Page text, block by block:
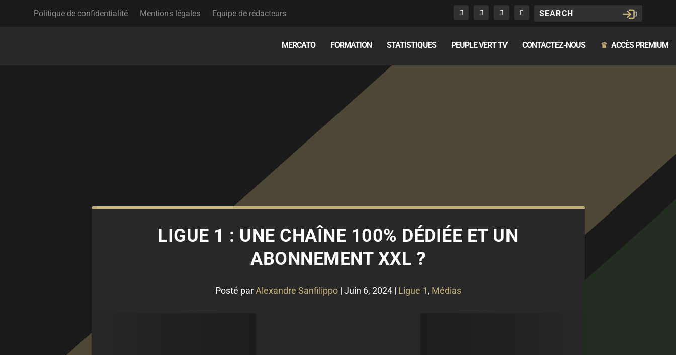
Politique de confidentialité Mentions légales Equipe de rédacteurs
MERCATO FORMATION STATISTIQUES PEUPLE VERT TV CONTACTEZ-NOUS ♛ ACCÈS PREMIUM
LIGUE 1 : UNE CHAÎNE 100% DÉDIÉE ET UN
ABONNEMENT XXL ?
Posté parAlexandre Sanfilippo| Juin 6, 2024| Ligue 1, Médias